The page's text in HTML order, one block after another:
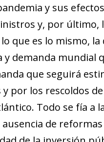
y sus
y, por último,
que es lo mismo,
demanda mundial
que seguirá
por los rescoldos
Todo se fía a
de